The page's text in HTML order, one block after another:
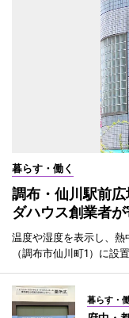
暮らす・働く
調布・仙川駅前
ダハウス創業者
温度や湿度を表示し、
（調布市仙川町1）に設
暮らす・